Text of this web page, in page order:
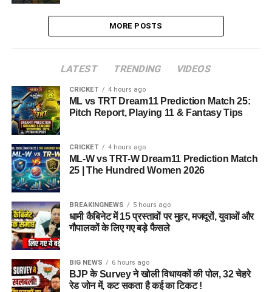
MORE POSTS
LATEST TRENDING VIDEOS
CRICKET 4 hours ago
ML vs TRT Dream11 Prediction Match 25:
Pitch Report, Playing 11 & Fantasy Tips
CRICKET 4 hours ago
ML-W vs TRT-W Dream11 Prediction Match
25 | The Hundred Women 2026
BREAKINGNEWS 5 hours ago
धामी कैबिनेट में 15 प्रस्तावों पर मुहर, मजदूरों, युवाओं और
गौपालकों के लिए गए बड़े फैसले
BIG NEWS 6 hours ago
BJP के Survey ने खोली विधायकों की पोल, 32 चेहरे
रेड जोन में, कट सकता है कई का टिकट !